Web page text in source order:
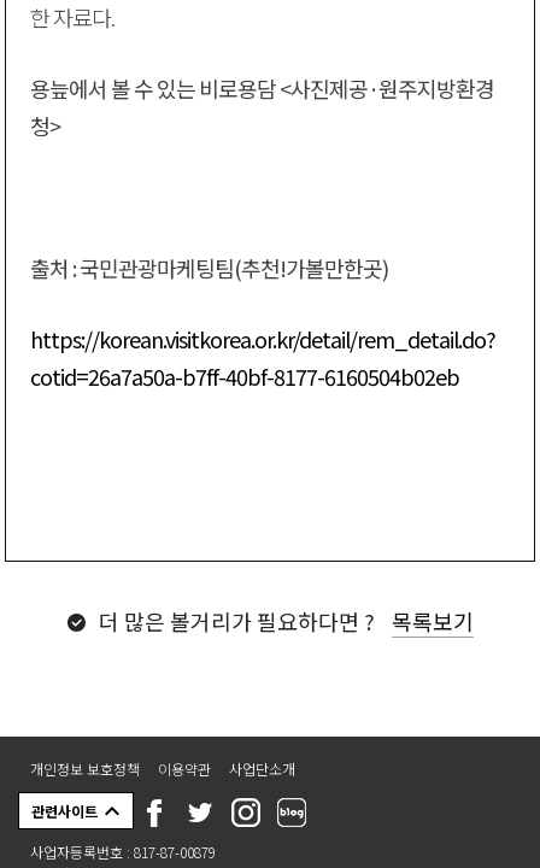
한 자료다.
용늪에서 볼 수 있는 비로용담 <사진제공·원주지방환경
청>
출처 : 국민관광마케팅팀(추천!가볼만한곳)
https://korean.visitkorea.or.kr/detail/rem_detail.do?
cotid=26a7a50a-b7ff-40bf-8177-6160504b02eb
더 많은 볼거리가 필요하다면 ? 목록보기
개인정보 보호정책 이용약관 사업단소개
관련사이트
사업자등록번호 : 817-87-00879